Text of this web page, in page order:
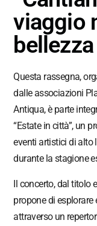
viaggio
Questa rassegna,
dalle associazioni
Antiqua, è parte
“Estate in città”, un
eventi artistici di alto
durante la stagione
Il concerto, dal titolo
propone di esplorare
attraverso un